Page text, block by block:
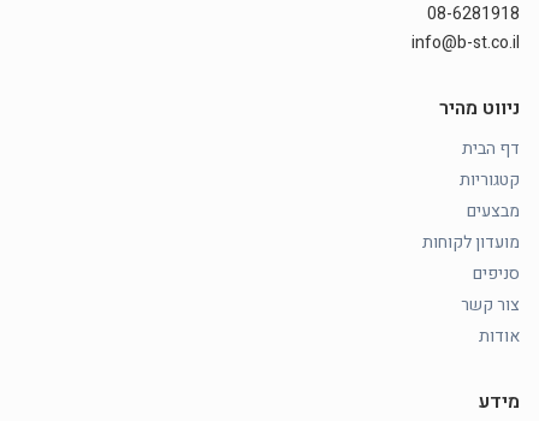
08-6281918
info@b-st.co.il
ניווט מהיר
דף הבית
קטגוריות
מבצעים
מועדון לקוחות
סניפים
צור קשר
אודות
מידע